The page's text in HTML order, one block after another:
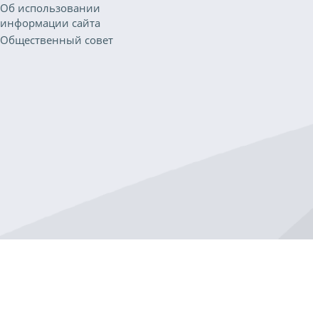
Об использовании
информации сайта
Общественный совет